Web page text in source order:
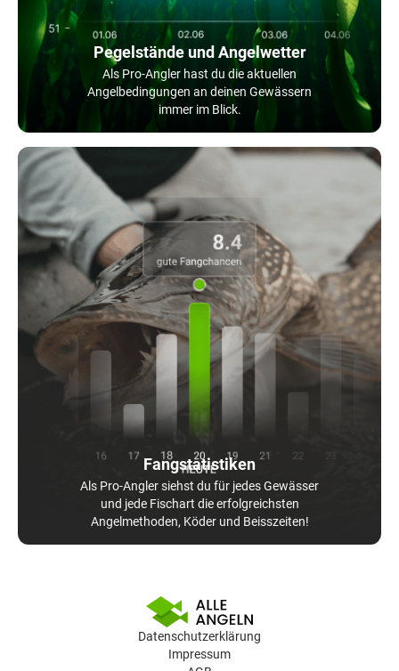
Pegelstände und Angelwetter
Als Pro-Angler hast du die aktuellen
Angelbedingungen an deinen Gewässern
immer im Blick.
Fangstatistiken
Als Pro-Angler siehst du für jedes Gewässer
und jede Fischart die erfolgreichsten
Angelmethoden, Köder und Beisszeiten!
Datenschutzerklärung
Impressum